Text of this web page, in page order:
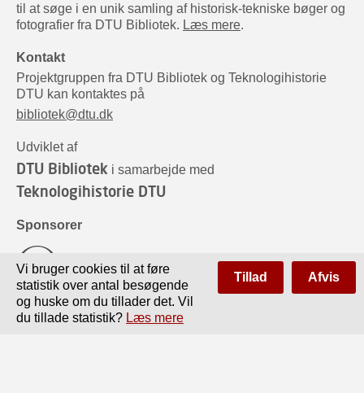
til at søge i en unik samling af historisk-tekniske bøger og
fotografier fra DTU Bibliotek. Læs mere.
Kontakt
Projektgruppen fra DTU Bibliotek og Teknologihistorie
DTU kan kontaktes på
bibliotek@dtu.dk
Udviklet af
DTU Bibliotek i samarbejde med
Teknologihistorie DTU
Sponsorer
Vi bruger cookies til at føre
statistik over antal besøgende
og huske om du tillader det. Vil
du tillade statistik? Læs mere
Tillad Afvis